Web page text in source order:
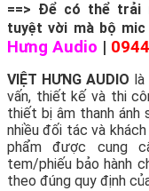
==> Để có thể trải
tuyệt vời mà bộ mic
Hưng Audio |
VIỆT HƯNG AUDIO
vấn, thiết kế và thi
thiết bị âm thanh ánh
nhiều đối tác và
phẩm được cung
tem/phiếu bảo hành
theo đúng quy định